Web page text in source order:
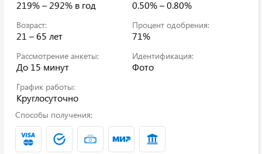
219% – 292% в год 0.50% – 0.80%
Возраст:
21 – 65 лет
Процент одобрения:
71%
Рассмотрение анкеты:
До 15 минут
Идентификация:
Фото
График работы:
Круглосуточно
Способы получения: